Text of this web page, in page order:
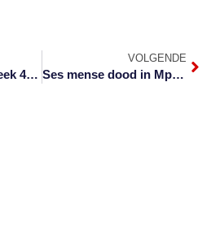
Laeveld nuus – Week 4 van 2021
VOLGENDE
Ses mense dood in Mpumalanga weens oorstromings